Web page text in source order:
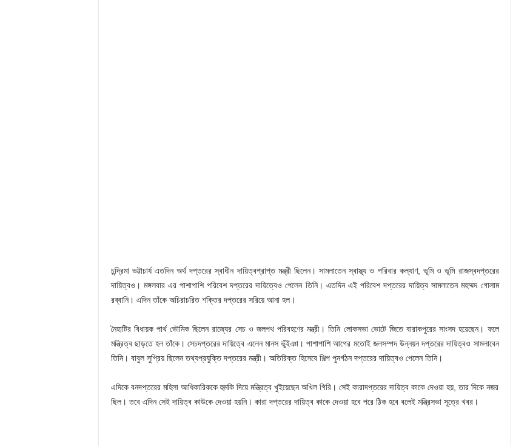
চন্দ্রিমা ভট্টাচার্য এতদিন অর্থ দপ্তরের স্বাধীন দায়িত্বপ্রাপ্ত মন্ত্রী ছিলেন। সামলাতেন স্বাস্থ্য ও পরিবার কল্যাণ, ভূমি ও ভূমি রাজস্বদপ্তরের
দায়িত্বও। মঙ্গলবার এর পাশাপাশি পরিবেশ দপ্তরের দায়িত্বেও পেলেন তিনি। এতদিন এই পরিবেশ দপ্তরের দায়িত্ব সামলাতেন মহম্মদ গোলাম
রব্বানি। এদিন তাঁকে অচিরাচরিত শক্তির দপ্তরের সরিয়ে আনা হল।
নৈহাটির বিধায়ক পার্থ ভৌমিক ছিলেন রাজ্যের সেচ ও জলপথ পরিবহণের মন্ত্রী। তিনি লোকসভা ভোটে জিতে বারাকপুরের সাংসদ হয়েছেন। ফলে
মন্ত্রিত্ব ছাড়তে হল তাঁকে। সেচদপ্তরের দায়িত্বে এলেন মানস ভুঁইঞা। পাশাপাশি আগের মতোই জলসম্পদ উন্নয়ন দপ্তরের দায়িত্বও সামলাবেন
তিনি। বাবুল সুপ্রিয় ছিলেন তথ্যপ্রযুক্তি দপ্তরের মন্ত্রী। অতিরিক্ত হিসেবে শিল্প পুনর্গঠন দপ্তরের দায়িত্বও পেলেন তিনি।
এদিকে বনদপ্তরের মহিলা আধিকারিককে হুমকি দিয়ে মন্ত্রিত্ব খুইয়েছেন অখিল গিরি। সেই কারাদপ্তরের দায়িত্ব কাকে দেওয়া হয়, তার দিকে নজর
ছিল। তবে এদিন সেই দায়িত্ব কাউকে দেওয়া হয়নি। কারা দপ্তরের দায়িত্ব কাকে দেওয়া হবে পরে ঠিক হবে বলেই মন্ত্রিসভা সূত্রে খবর।